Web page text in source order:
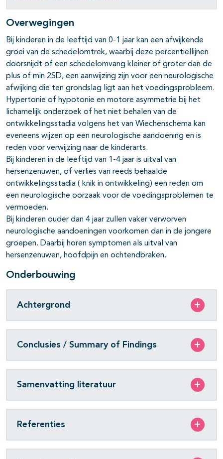
Overwegingen
Bij kinderen in de leeftijd van 0-1 jaar kan een afwijkende
groei van de schedelomtrek, waarbij deze percentiellijnen
doorsnijdt of een schedelomvang kleiner of groter dan de
plus of min 2SD, een aanwijzing zijn voor een neurologische
afwijking die ten grondslag ligt aan het voedingsprobleem.
Hypertonie of hypotonie en motore asymmetrie bij het
lichamelijk onderzoek of het niet behalen van de
ontwikkelingsstadia volgens het van Wiechenschema kan
eveneens wijzen op een neurologische aandoening en is
reden voor verwijzing naar de kinderarts.
Bij kinderen in de leeftijd van 1-4 jaar is uitval van
hersenzenuwen, of verlies van reeds behaalde
ontwikkelingsstadia ( knik in ontwikkeling) een reden om
een neurologische oorzaak voor de voedingsproblemen te
vermoeden.
Bij kinderen ouder dan 4 jaar zullen vaker verworven
neurologische aandoeningen voorkomen dan in de jongere
groepen. Daarbij horen symptomen als uitval van
hersenzenuwen, hoofdpijn en ochtendbraken.
Onderbouwing
Achtergrond
Conclusies / Summary of Findings
Samenvatting literatuur
Referenties